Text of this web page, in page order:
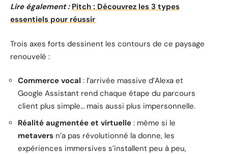
Lire également : Pitch : Découvrez les 3 types
essentiels pour réussir
Trois axes forts dessinent les contours de ce paysage
renouvelé :
Commerce vocal : l’arrivée massive d’Alexa et
Google Assistant rend chaque étape du parcours
client plus simple… mais aussi plus impersonnelle.
Réalité augmentée et virtuelle : même si le
metavers n’a pas révolutionné la donne, les
expériences immersives s’installent peu à peu,